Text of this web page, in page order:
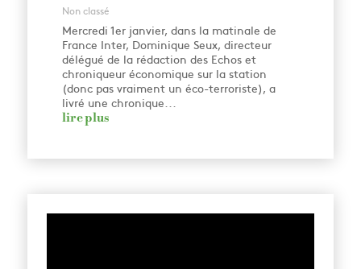
Non classé
Mercredi 1er janvier, dans la matinale de
France Inter, Dominique Seux, directeur
délégué de la rédaction des Echos et
chroniqueur économique sur la station
(donc pas vraiment un éco-terroriste), a
livré une chronique...
lire plus